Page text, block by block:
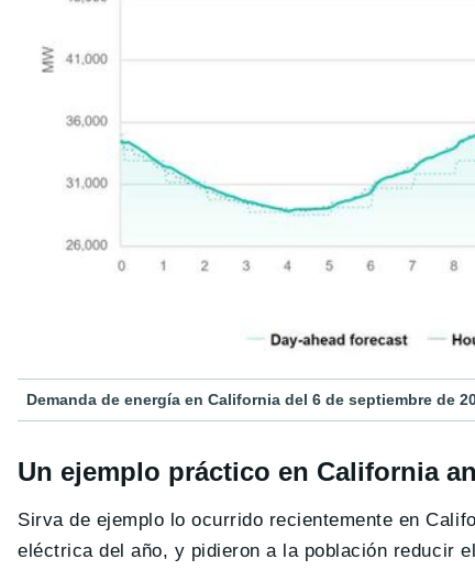
Demanda de energía en California del 6 de septiembre de
Un ejemplo práctico en California
Sirva de ejemplo lo ocurrido recientemente en
eléctrica del año, y pidieron a la población reducir